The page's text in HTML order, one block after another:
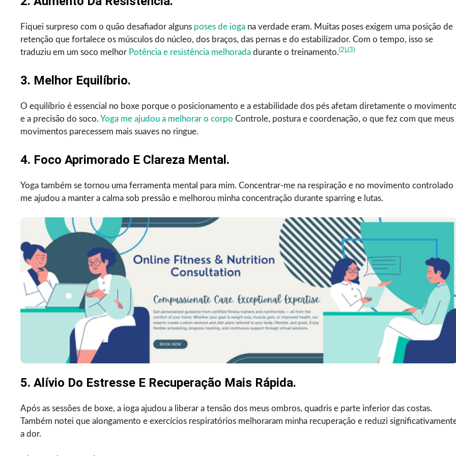
Fiquei surpreso com o quão desafiador alguns poses de ioga na verdade eram. Muitas poses exigem uma posição de
retenção que fortalece os músculos do núcleo, dos braços, das pernas e do estabilizador. Com o tempo, isso se
traduziu em um soco melhor Potência e resistência melhorada durante o treinamento.(2),(3)
3. Melhor Equilíbrio.
O equilíbrio é essencial no boxe porque o posicionamento e a estabilidade dos pés afetam diretamente o
e a precisão do soco. Yoga me ajudou a melhorar o corpo Controle, postura e coordenação, o que fez com que meus
movimentos parecessem mais suaves no ringue.
4. Foco Aprimorado E Clareza Mental.
Yoga também se tornou uma ferramenta mental para mim. Concentrar-me na respiração e no movimento controlado
me ajudou a manter a calma sob pressão e melhorou minha concentração durante sparring e lutas.
5. Alívio Do Estresse E Recuperação Mais Rápida.
Após as sessões de boxe, a ioga ajudou a liberar a tensão dos meus ombros, quadris e parte inferior das costas.
Também notei que alongamento e exercícios respiratórios melhoraram minha recuperação e reduzi
a dor.